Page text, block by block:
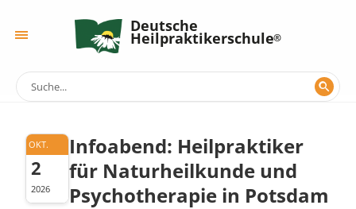
Deutsche
Heilpraktikerschule
OKT.
2
2026
Infoabend: Heilpraktiker
für Naturheilkunde und
Psychotherapie in Potsdam